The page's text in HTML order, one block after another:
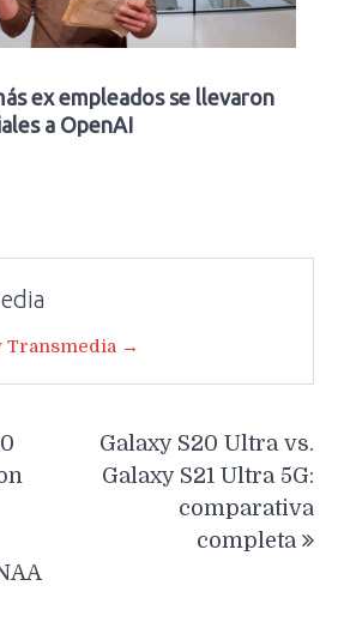
ex empleados se llevaron
a OpenAI
Transmedia →
Galaxy S20 Ultra vs.
Galaxy S21 Ultra 5G:
comparativa
completa